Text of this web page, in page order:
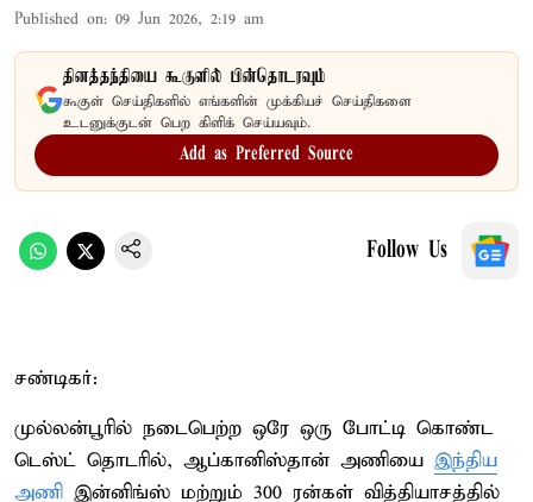
Published on: 09 Jun 2026, 2:19 am
தினத்தந்தியை கூகுளில் பின்தொடரவும்
கூகுள் செய்திகளில் எங்களின் முக்கியச் செய்திகளை
உடனுக்குடன் பெற கிளிக் செய்யவும்.
Add as Preferred Source
Follow Us
சண்டிகர்:
முல்லன்பூரில் நடைபெற்ற ஒரே ஒரு போட்டி கொண்ட
டெஸ்ட் தொடரில், ஆப்கானிஸ்தான் அணியை இந்திய
அணி இன்னிங்ஸ் மற்றும் 300 ரன்கள் வித்தியாசத்தில்